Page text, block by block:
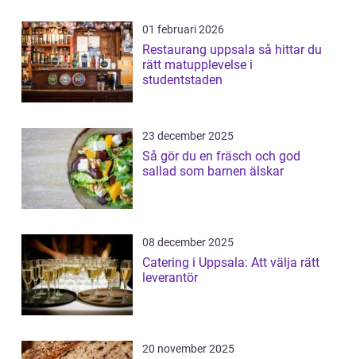
01 februari 2026
Restaurang uppsala så hittar du
rätt matupplevelse i
studentstaden
23 december 2025
Så gör du en fräsch och god
sallad som barnen älskar
08 december 2025
Catering i Uppsala: Att välja rätt
leverantör
20 november 2025